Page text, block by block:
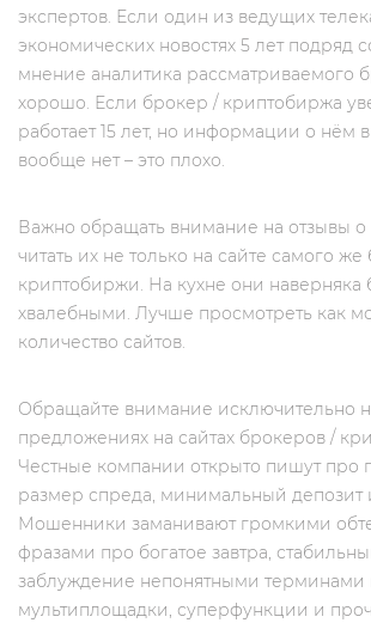
экспертов. Если один из ведущих
экономических новостях 5 лет подряд
мнение аналитика рассматриваемого
хорошо. Если брокер / криптобиржа
работает 15 лет, но информации о нём
вообще нет – это плохо.
Важно обращать внимание на отзывы
читать их не только на сайте самого
криптобиржи. На кухне они наверняка
хвалебными. Лучше просмотреть как
количество сайтов.
Обращайте внимание исключительно
предложениях на сайтах брокеров /
Честные компании открыто пишут про
размер спреда, минимальный депозит
Мошенники заманивают громкими
фразами про богатое завтра,
заблуждение непонятными терминами
мультиплощадки, суперфункции и